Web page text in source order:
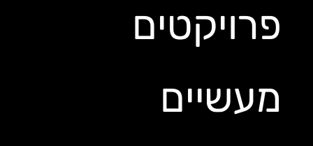
פרויקטים
מעשיים